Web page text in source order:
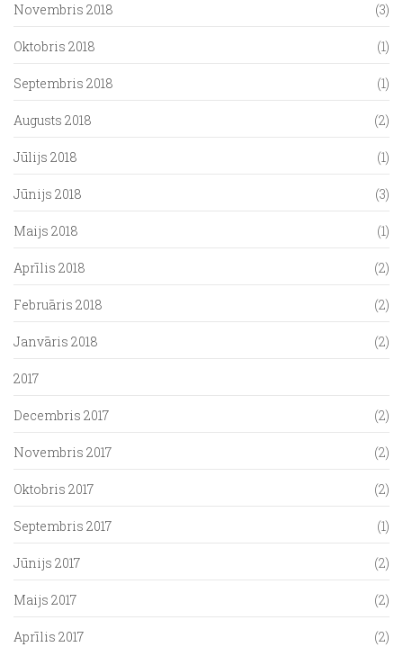
Novembris 2018 (3)
Oktobris 2018 (1)
Septembris 2018 (1)
Augusts 2018 (2)
Jūlijs 2018 (1)
Jūnijs 2018 (3)
Maijs 2018 (1)
Aprīlis 2018 (2)
Februāris 2018 (2)
Janvāris 2018 (2)
2017
Decembris 2017 (2)
Novembris 2017 (2)
Oktobris 2017 (2)
Septembris 2017 (1)
Jūnijs 2017 (2)
Maijs 2017 (2)
Aprīlis 2017 (2)